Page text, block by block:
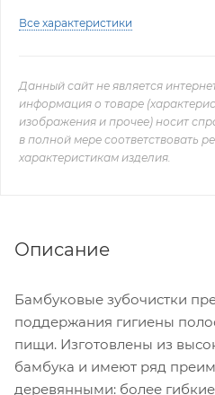
Все характеристики
Данный сайт не является
информация о товаре
изображения и прочее) носит
в полной мере соответствовать
характеристикам изделия.
Описание
Бамбуковые зубочистки
поддержания гигиены
пищи. Изготовлены из
бамбука и имеют ряд
деревянными: более